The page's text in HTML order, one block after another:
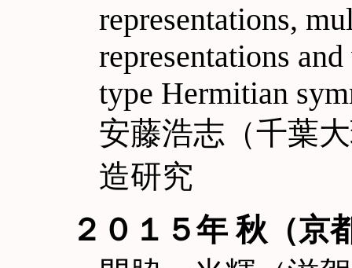
representations,
representations
type Hermitian
安藤浩志（千葉
造研究
２０１５年 秋（京